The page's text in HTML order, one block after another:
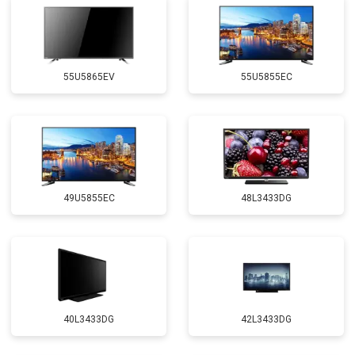
55U5865EV 55U5855EC
49U5855EC 48L3433DG
40L3433DG 42L3433DG